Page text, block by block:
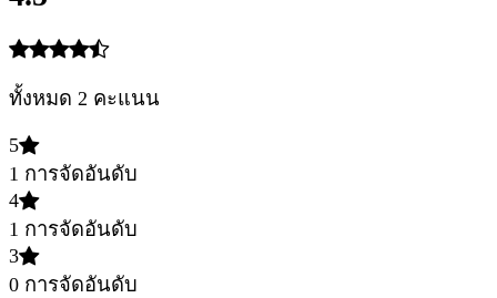
ทั้งหมด 2 คะแนน
5
1 การจัดอันดับ
4
1 การจัดอันดับ
3
0 การจัดอันดับ